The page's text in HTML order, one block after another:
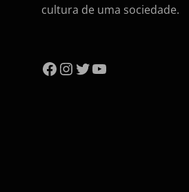
cultura de uma sociedade.
Facebook
Instagram
Twitter
YouTube